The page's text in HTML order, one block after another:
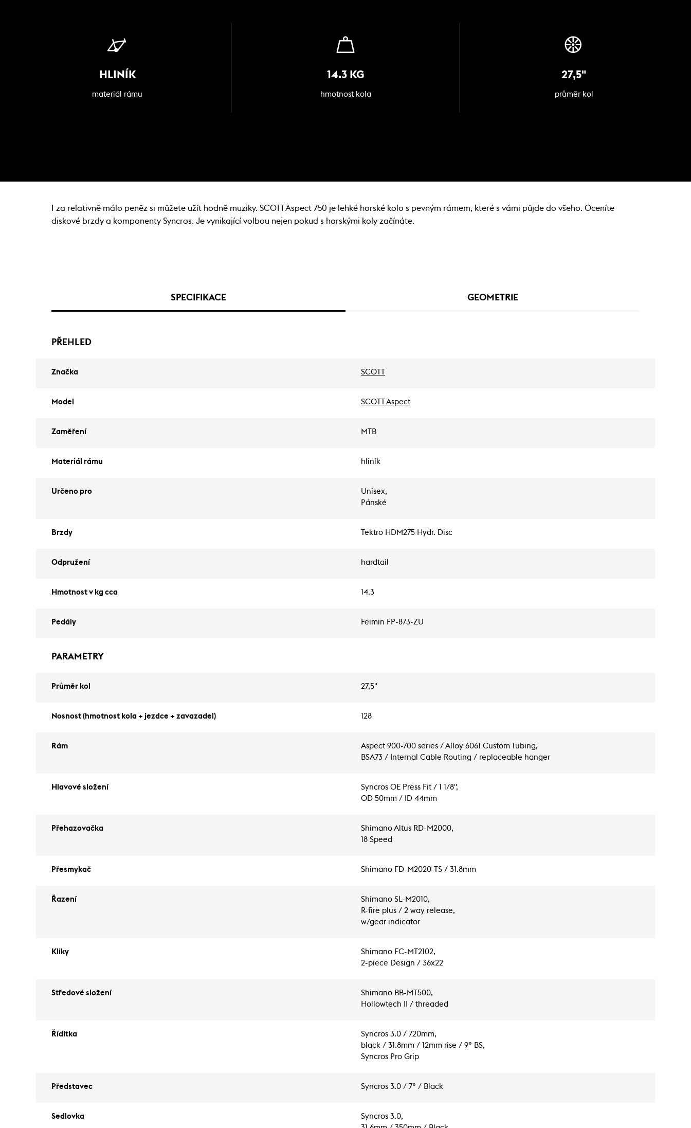
HLINÍK
materiál rámu
14.3 KG
hmotnost kola
27,5"
průměr kol
I za relativně málo peněz si můžete užít hodně muziky. SCOTT Aspect 750 je lehké horské kolo s pevným rámem, které s vámi půjde do všeho. Oceníte
diskové brzdy a komponenty Syncros. Je vynikající volbou nejen pokud s horskými koly začínáte.
SPECIFIKACE GEOMETRIE
PŘEHLED
Značka SCOTT
Model SCOTT Aspect
Zaměření MTB
Materiál rámu hliník
Určeno pro
Unisex,
Pánské
Brzdy Tektro HDM275 Hydr. Disc
Odpružení hardtail
Hmotnost v kg cca 14.3
Pedály Feimin FP-873-ZU
PARAMETRY
Průměr kol 27,5"
Nosnost (hmotnost kola + jezdce + zavazadel) 128
Rám
Aspect 900-700 series / Alloy 6061 Custom Tubing,
BSA73 / Internal Cable Routing / replaceable hanger
Hlavové složení
Syncros OE Press Fit / 1 1/8",
OD 50mm / ID 44mm
Přehazovačka
Shimano Altus RD-M2000,
18 Speed
Přesmykač Shimano FD-M2020-TS / 31.8mm
Řazení
Shimano SL-M2010,
R-fire plus / 2 way release,
w/gear indicator
Kliky
Shimano FC-MT2102,
2-piece Design / 36x22
Středové složení
Shimano BB-MT500,
Hollowtech II / threaded
Řídítka
Syncros 3.0 / 720mm,
black / 31.8mm / 12mm rise / 9° BS,
Syncros Pro Grip
Představec Syncros 3.0 / 7° / Black
Sedlovka
Syncros 3.0,